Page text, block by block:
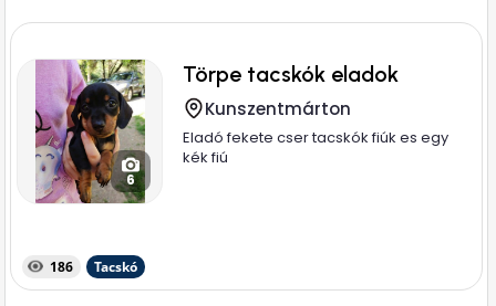
6
Törpe tacskók eladok
Kunszentmárton
Eladó fekete cser tacskók fiúk es egy
kék fiú
186 Tacskó